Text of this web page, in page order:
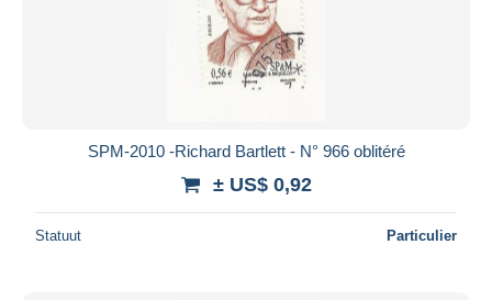
SPM-2010 -Richard Bartlett - N° 966 oblitéré
± US$ 0,92
Statuut Particulier